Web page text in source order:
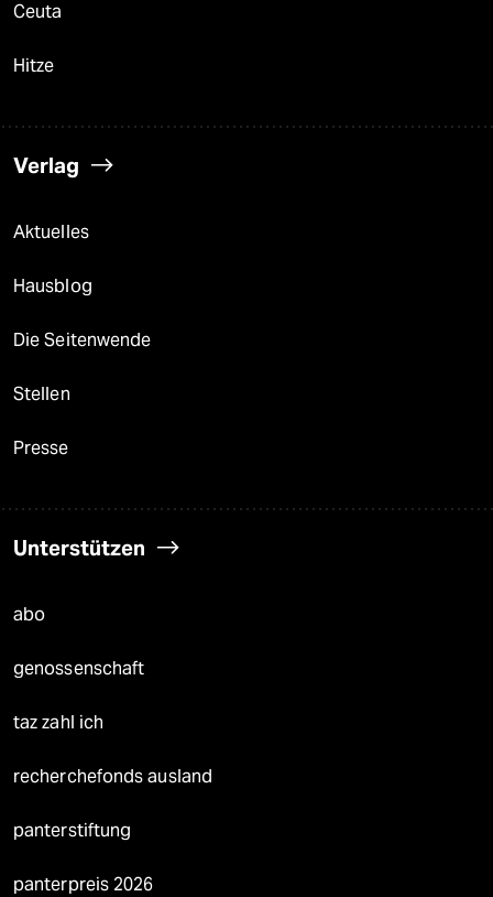
Ceuta
Hitze
Verlag
Aktuelles
Hausblog
Die Seitenwende
Stellen
Presse
Unterstützen
abo
genossenschaft
taz zahl ich
recherchefonds ausland
panterstiftung
panterpreis 2026